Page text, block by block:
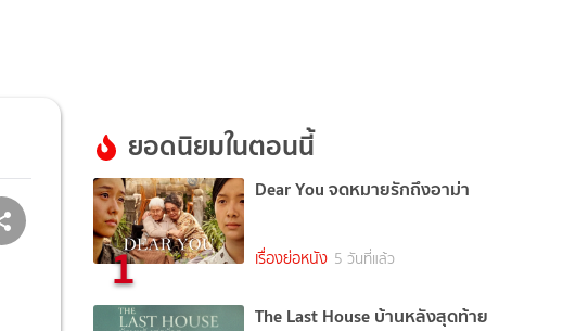
ยอดนิยมในตอนนี้
1
Dear You จดหมายรักถึงอาม่า
เรื่องย่อหนัง 5 วันที่แล้ว
The Last House บ้านหลังสุดท้าย